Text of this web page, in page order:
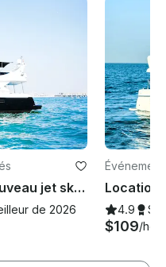
Luxury Marine 2024, nouveau jet ski gratuit, terrasse ensoleillée spacieuse de 60 pieds à Dubaï, meilleure offre
de 2026 4.9
$109/